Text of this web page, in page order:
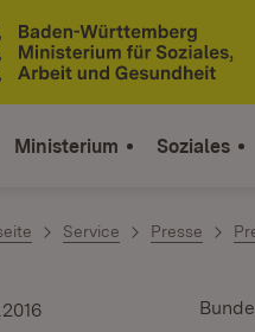
Startseite
Ministerium Soziales
Service Presse